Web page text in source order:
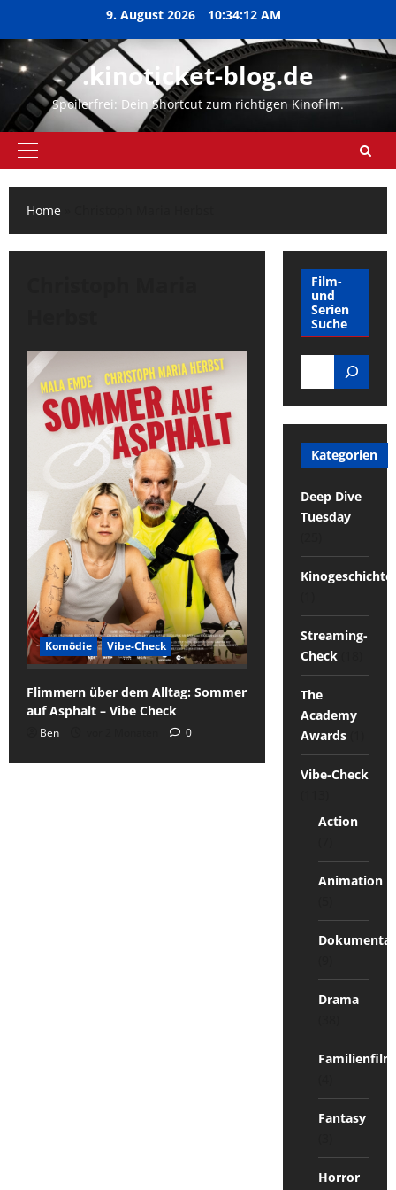
springen
9. August 2026 10:34:12 AM
.kinoticket-blog.de
Spoilerfrei: Dein Shortcut zum richtigen Kinofilm.
Primäres
Home
Komödie Vibe-Check
Flimmern über dem Alltag: Sommer
auf Asphalt – Vibe Check
Ben 0
Film-
und
Serien
Suche
Search
Kategorien
Deep Dive
Tuesday
Kinogeschichte
Streaming-
Check(18)
The
Academy
Awards(1)
Vibe-Check
Action
Animation
Drama
Familienfilm
Fantasy
Horror